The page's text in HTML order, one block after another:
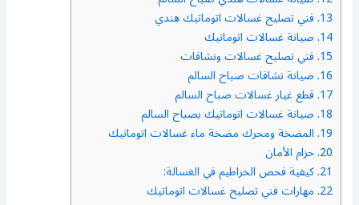
13. فني تصليح غسالات اتوماتيك هندي
14. صيانة غسالات اتوماتيك
15. فني تصليح غسالات ونشافات
16. صيانة نشافات صباح السالم
17. قطع غيار غسالات صباح السالم
18. صيانة غسالات اتوماتيك بصباح السالم
19. المضخة ومحرك مضخة ماء غسالات اتوماتيك
20. حزام الأمان
21. كيفية فحص الخراطيم في الغسالة:
22. مهارات فني تصليح غسالات اتوماتيك